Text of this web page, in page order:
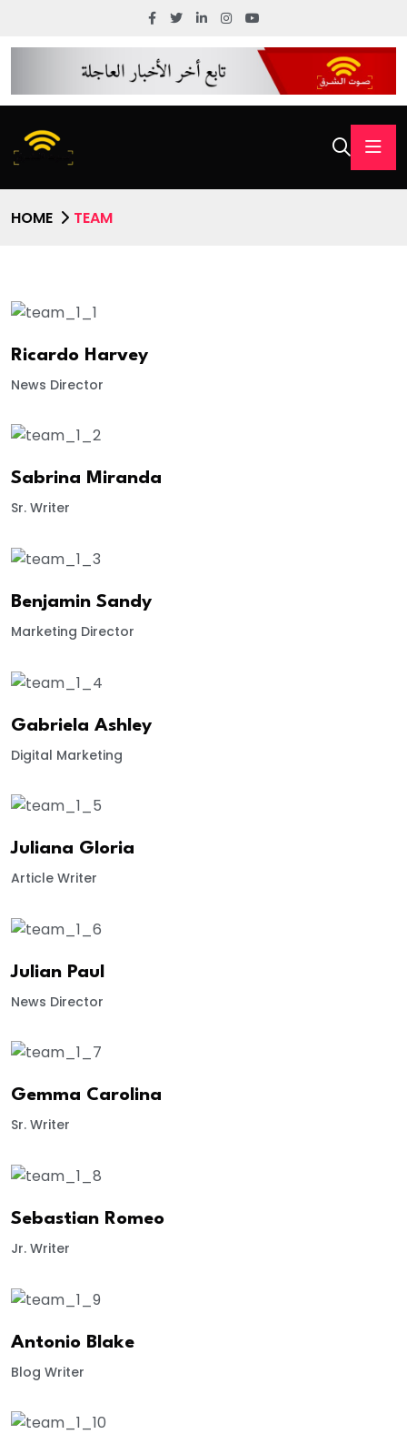
HOME TEAM
Ricardo Harvey
News Director
Sabrina Miranda
Sr. Writer
Benjamin Sandy
Marketing Director
Gabriela Ashley
Digital Marketing
Juliana Gloria
Article Writer
Julian Paul
News Director
Gemma Carolina
Sr. Writer
Sebastian Romeo
Jr. Writer
Antonio Blake
Blog Writer